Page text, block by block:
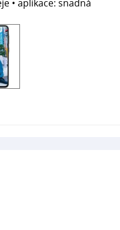
• aplikace: snadná